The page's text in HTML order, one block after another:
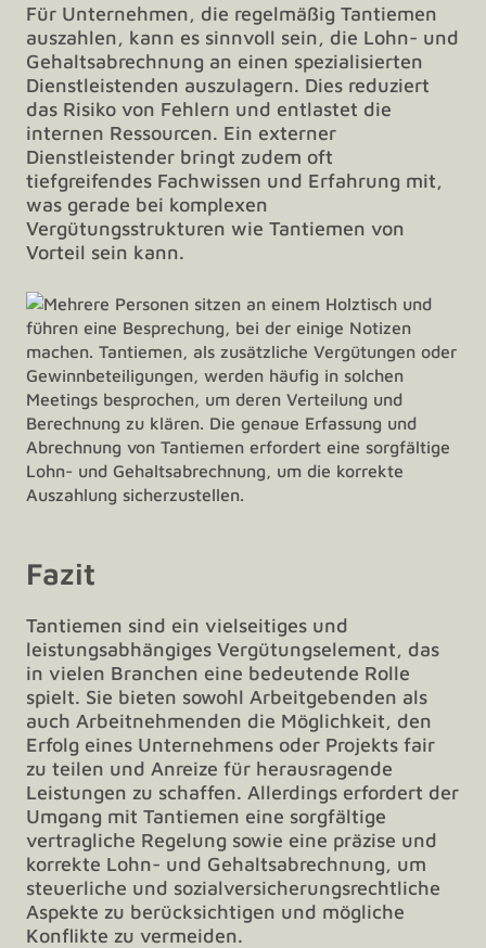
Für Unternehmen, die regelmäßig Tantiemen
auszahlen, kann es sinnvoll sein, die Lohn- und
Gehaltsabrechnung an einen spezialisierten
Dienstleistenden auszulagern. Dies reduziert
das Risiko von Fehlern und entlastet die
internen Ressourcen. Ein externer
Dienstleistender bringt zudem oft
tiefgreifendes Fachwissen und Erfahrung mit,
was gerade bei komplexen
Vergütungsstrukturen wie Tantiemen von
Vorteil sein kann.
Fazit
Tantiemen sind ein vielseitiges und
leistungsabhängiges Vergütungselement, das
in vielen Branchen eine bedeutende Rolle
spielt. Sie bieten sowohl Arbeitgebenden als
auch Arbeitnehmenden die Möglichkeit, den
Erfolg eines Unternehmens oder Projekts fair
zu teilen und Anreize für herausragende
Leistungen zu schaffen. Allerdings erfordert der
Umgang mit Tantiemen eine sorgfältige
vertragliche Regelung sowie eine präzise und
korrekte Lohn- und Gehaltsabrechnung, um
steuerliche und sozialversicherungsrechtliche
Aspekte zu berücksichtigen und mögliche
Konflikte zu vermeiden.